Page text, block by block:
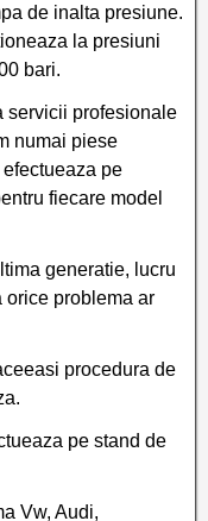
de inalta presiune.
la presiuni
bari.
servicii profesionale
numai piese
pe
fiecare model
generatie, lucru
orice problema ar
procedura de
pe stand de
Vw, Audi,